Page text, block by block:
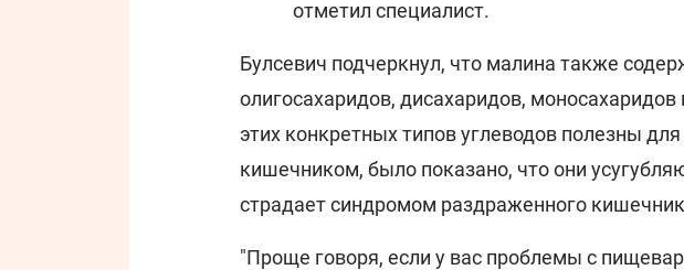
отметил специалист.
Булсевич подчеркнул, что малина также
олигосахаридов, дисахаридов,
этих конкретных типов углеводов полезны
кишечником, было показано, что они
страдает синдромом раздраженного
"Проще говоря, если у вас проблемы с